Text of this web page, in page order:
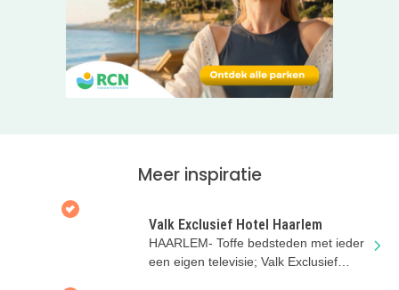
Meer inspiratie
Valk Exclusief Hotel Haarlem
HAARLEM- Toffe bedsteden met ieder
een eigen televisie; Valk Exclusief